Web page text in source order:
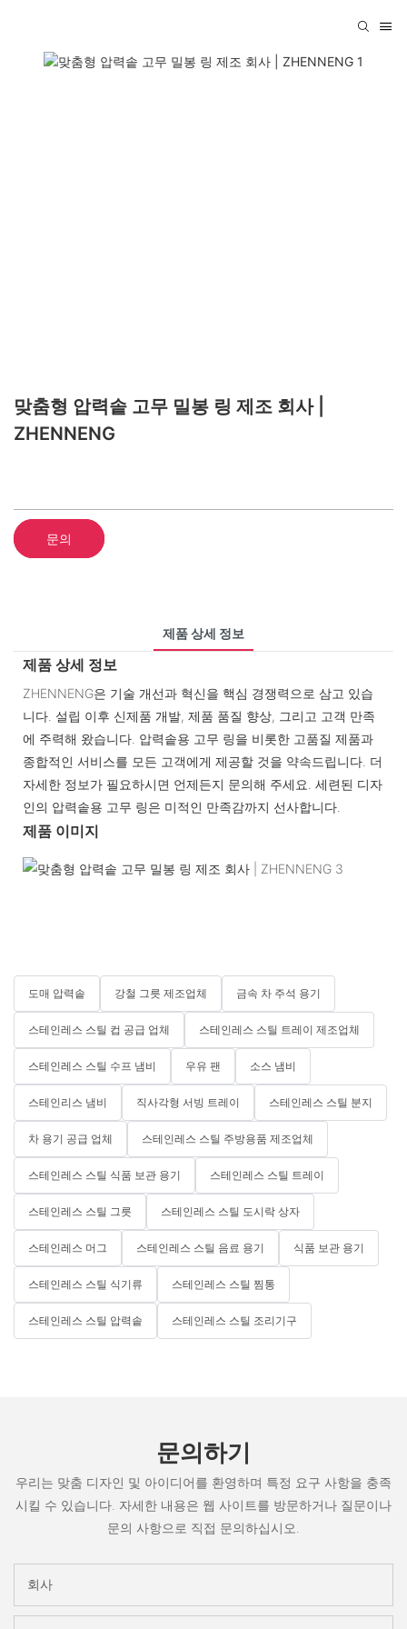
맞춤형 압력솥 고무 밀봉 링 제조 회사 |
ZHENNENG
문의
제품 상세 정보
제품 상세 정보
ZHENNENG은 기술 개선과 혁신을 핵심 경쟁력으로 삼고 있습
니다. 설립 이후 신제품 개발, 제품 품질 향상, 그리고 고객 만족
에 주력해 왔습니다. 압력솥용 고무 링을 비롯한 고품질 제품과
종합적인 서비스를 모든 고객에게 제공할 것을 약속드립니다. 더
자세한 정보가 필요하시면 언제든지 문의해 주세요. 세련된 디자
인의 압력솥용 고무 링은 미적인 만족감까지 선사합니다.
제품 이미지
도매 압력솥 강철 그릇 제조업체 금속 차 주석 용기
스테인레스 스틸 컵 공급 업체 스테인레스 스틸 트레이 제조업체
스테인레스 스틸 수프 냄비 우유 팬 소스 냄비
스테인리스 냄비 직사각형 서빙 트레이 스테인레스 스틸 분지
차 용기 공급 업체 스테인레스 스틸 주방용품 제조업체
스테인레스 스틸 식품 보관 용기 스테인레스 스틸 트레이
스테인레스 스틸 그릇 스테인레스 스틸 도시락 상자
스테인레스 머그 스테인레스 스틸 음료 용기 식품 보관 용기
스테인레스 스틸 식기류 스테인레스 스틸 찜통
스테인레스 스틸 압력솥 스테인레스 스틸 조리기구
문의하기
우리는 맞춤 디자인 및 아이디어를 환영하며 특정 요구 사항을 충족
시킬 수 있습니다. 자세한 내용은 웹 사이트를 방문하거나 질문이나
문의 사항으로 직접 문의하십시오.
회사